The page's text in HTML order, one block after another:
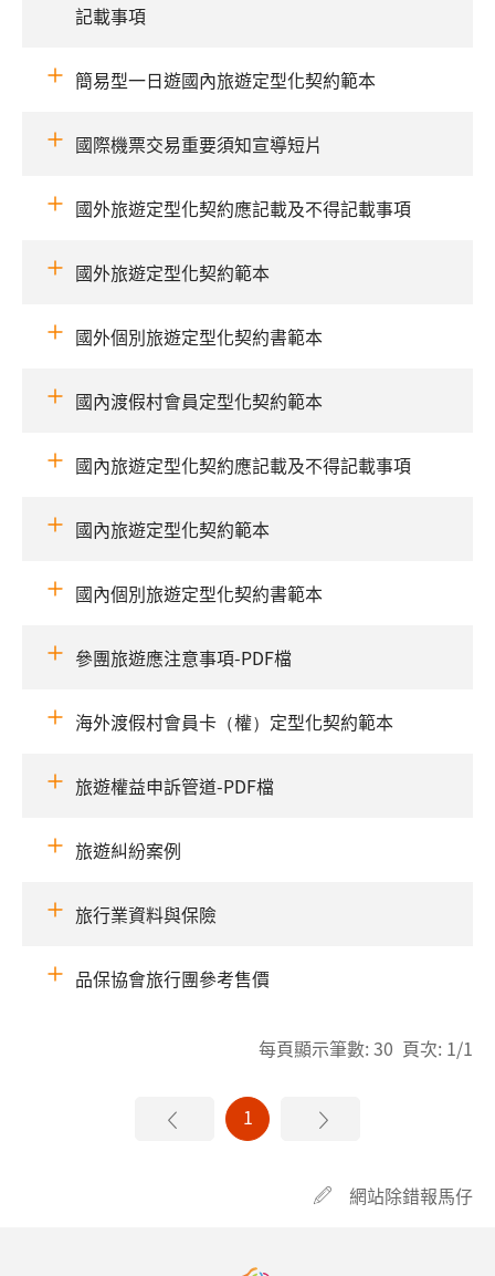
記載事項
簡易型一日遊國內旅遊定型化契約範本
國際機票交易重要須知宣導短片
國外旅遊定型化契約應記載及不得記載事項
國外旅遊定型化契約範本
國外個別旅遊定型化契約書範本
國內渡假村會員定型化契約範本
國內旅遊定型化契約應記載及不得記載事項
國內旅遊定型化契約範本
國內個別旅遊定型化契約書範本
參團旅遊應注意事項-PDF檔
海外渡假村會員卡（權）定型化契約範本
旅遊權益申訴管道-PDF檔
旅遊糾紛案例
旅行業資料與保險
品保協會旅行團參考售價
每頁顯示筆數: 30 頁次: 1/1
1
網站除錯報馬仔